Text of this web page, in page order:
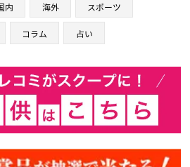
内 海外 スポーツ
コラム 占い